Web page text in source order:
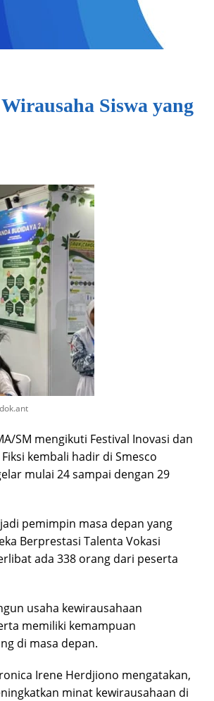
Siswa yang
SM mengikuti Festival Inovasi dan
kembali hadir di Smesco
mulai 24 sampai dengan 29
pemimpin masa depan yang
Berprestasi Talenta Vokasi
ada 338 orang dari peserta
usaha kewirausahaan
memiliki kemampuan
di masa depan.
Irene Herdjiono mengatakan,
minat kewirausahaan di